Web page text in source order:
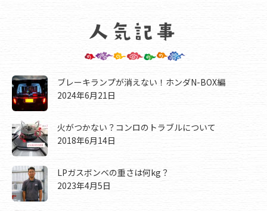
ブレーキランプが消えない！ホンダN-BOX編
2024年6月21日
火がつかない？コンロのトラブルについて
2018年6月14日
LPガスボンベの重さは何kg？
2023年4月5日